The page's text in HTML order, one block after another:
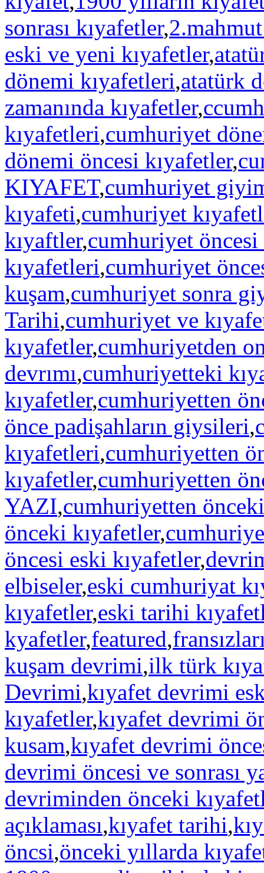
sonrası kıyafetler,
eski ve yeni kıyafetler,
dönemi kıyafetleri,atatürk
zamanında kıyafetler,
kıyafetleri,cumhuriyet
dönemi öncesi kıyafetler,
KIYAFET,cumhuriyet
kıyafeti,cumhuriyet
kıyaftler,cumhuriyet öncesi
kıyafetleri,cumhuriyet
kuşam,cumhuriyet sonra
Tarihi,cumhuriyet ve
kıyafetler,cumhuriyetden
devrımı,cumhuriyetteki
kıyafetler,cumhuriyetten
önce padişahların giysileri,
kıyafetleri,cumhuriyetten
kıyafetler,cumhuriyetten
YAZI,cumhuriyetten
önceki kıyafetler,
öncesi eski kıyafetler,
elbiseler,eski cumhuriyat
kıyafetler,eski tarihi
kyafetler,featured,
kuşam devrimi,ilk türk
Devrimi,kıyafet devrimi
kıyafetler,kıyafet devrimi
kusam,kıyafet devrimi
devrimi öncesi ve sonrası
devriminden önceki
açıklaması,kıyafet tarihi,
öncsi,önceki yıllarda